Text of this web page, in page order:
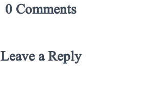
0 Comments
Leave a Reply